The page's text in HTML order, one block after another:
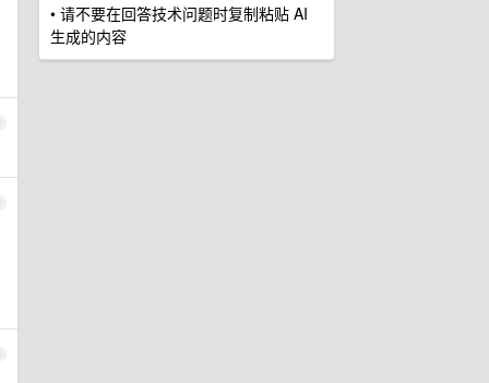
• 请不要在回答技术问题时复制粘贴 AI
生成的内容